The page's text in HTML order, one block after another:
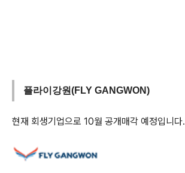
플라이강원(FLY GANGWON)
현재 회생기업으로 10월 공개매각 예정입니다.